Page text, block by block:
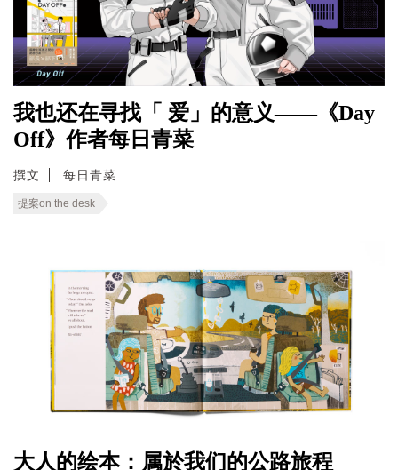
我也还在寻找「 爱」的意义——《Day
Off》作者每日青菜
撰文 每日青菜
提案on the desk
大人的绘本：属於我们的公路旅程